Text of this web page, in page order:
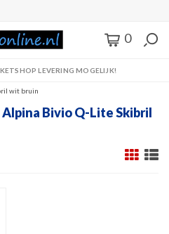
0
LEVERING MOGELIJK!
wit bruin
Bivio Q-Lite Skibril